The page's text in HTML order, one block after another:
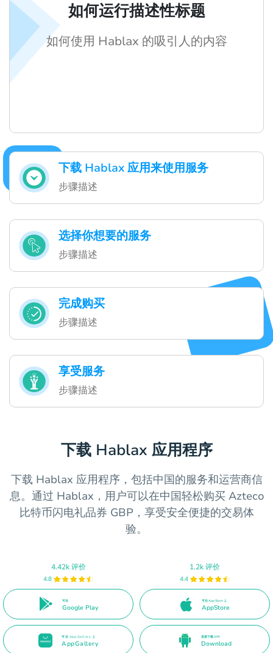
下载 Hablax 应用来使用服务
步骤描述
选择你想要的服务
步骤描述
完成购买
步骤描述
享受服务
步骤描述
如何运行描述性标题
如何使用 Hablax 的吸引人的内容
下载 Hablax 应用程序
下载 Hablax 应用程序，包括中国的服务和运营商信
息。通过 Hablax，用户可以在中国轻松购买 Azteco
比特币闪电礼品券 GBP，享受安全便捷的交易体
验。
4.42k 评价
4.8
可在
Google Play
1.2k 评价
4.4
可在 App Store 上
AppStore
可在 App Gallery 上
AppGallery
直接下载 APK
Download